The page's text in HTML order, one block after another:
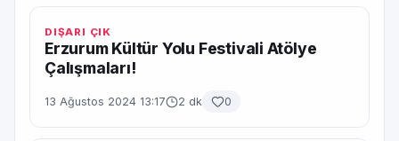
DIŞARI ÇIK
Erzurum Kültür Yolu Festivali Atölye
Çalışmaları!
13 Ağustos 2024 13:17 2 dk 0